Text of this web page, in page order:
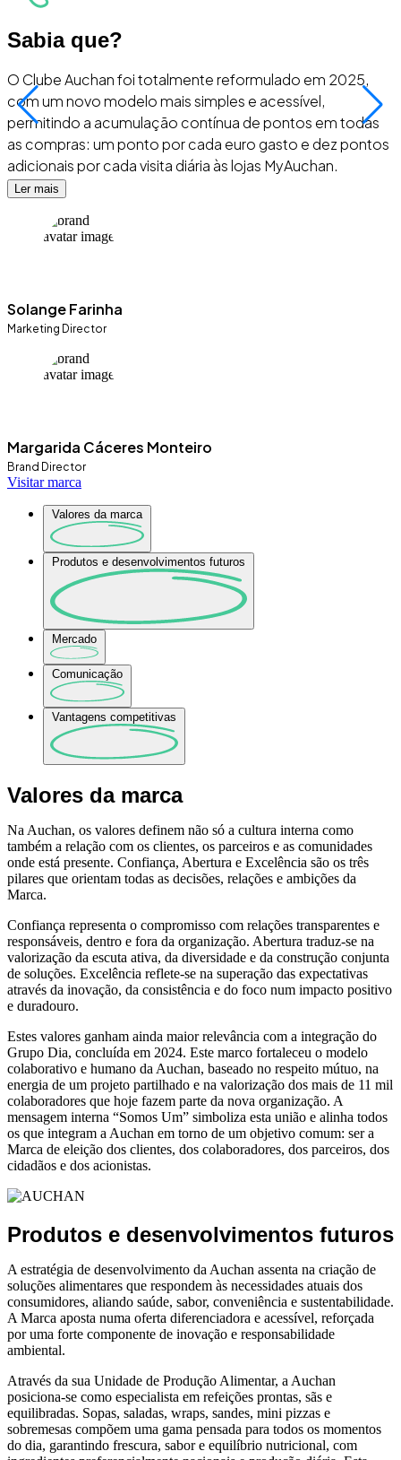
Sabia que?
O Clube Auchan foi totalmente reformulado em 2025,
com um novo modelo mais simples e acessível,
permitindo a acumulação contínua de pontos em todas
as compras: um ponto por cada euro gasto e dez pontos
adicionais por cada visita diária às lojas MyAuchan.
Ler mais
Solange Farinha
Marketing Director
Margarida Cáceres Monteiro
Brand Director
Visitar marca
Valores da marca
Produtos e desenvolvimentos futuros
Mercado
Comunicação
Vantagens competitivas
Valores da marca
Na Auchan, os valores definem não só a cultura interna como
também a relação com os clientes, os parceiros e as comunidades
onde está presente. Confiança, Abertura e Excelência são os três
pilares que orientam todas as decisões, relações e ambições da
Marca.
Confiança representa o compromisso com relações transparentes e
responsáveis, dentro e fora da organização. Abertura traduz-se na
valorização da escuta ativa, da diversidade e da construção conjunta
de soluções. Excelência reflete-se na superação das expectativas
através da inovação, da consistência e do foco num impacto positivo
e duradouro.
Estes valores ganham ainda maior relevância com a integração do
Grupo Dia, concluída em 2024. Este marco fortaleceu o modelo
colaborativo e humano da Auchan, baseado no respeito mútuo, na
energia de um projeto partilhado e na valorização dos mais de 11 mil
colaboradores que hoje fazem parte da nova organização. A
mensagem interna “Somos Um” simboliza esta união e alinha todos
os que integram a Auchan em torno de um objetivo comum: ser a
Marca de eleição dos clientes, dos colaboradores, dos parceiros, dos
cidadãos e dos acionistas.
Produtos e desenvolvimentos futuros
A estratégia de desenvolvimento da Auchan assenta na criação de
soluções alimentares que respondem às necessidades atuais dos
consumidores, aliando saúde, sabor, conveniência e sustentabilidade.
A Marca aposta numa oferta diferenciadora e acessível, reforçada
por uma forte componente de inovação e responsabilidade
ambiental.
Através da sua Unidade de Produção Alimentar, a Auchan
posiciona-se como especialista em refeições prontas, sãs e
equilibradas. Sopas, saladas, wraps, sandes, mini pizzas e
sobremesas compõem uma gama pensada para todos os momentos
do dia, garantindo frescura, sabor e equilíbrio nutricional, com